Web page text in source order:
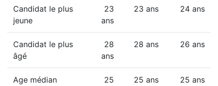
Candidat le plus
jeune
23
ans
23 ans 24 ans
Candidat le plus
âgé
28
ans
28 ans 26 ans
Age médian
25
25 ans 25 ans